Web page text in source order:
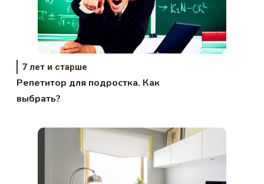
7 лет и старше
Репетитор для подростка. Как
выбрать?